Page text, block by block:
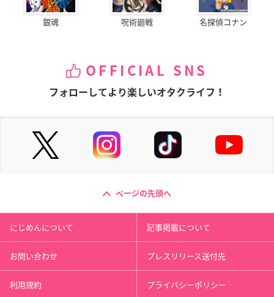
銀魂 呪術廻戦 名探偵コナン
OFFICIAL SNS
フォローしてより楽しいオタクライフ！
ページの先頭へ
にじめんについて 記事掲載について
お問い合わせ プレスリリース送付先
利用規約 プライバシーポリシー